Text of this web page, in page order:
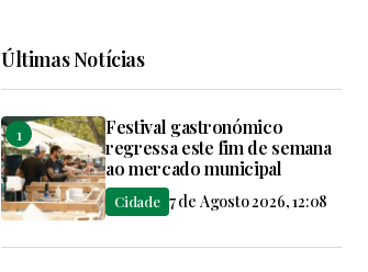
Últimas Notícias
Festival gastronómico
regressa este fim de semana
ao mercado municipal
Cidade 7 de Agosto 2026, 12:08